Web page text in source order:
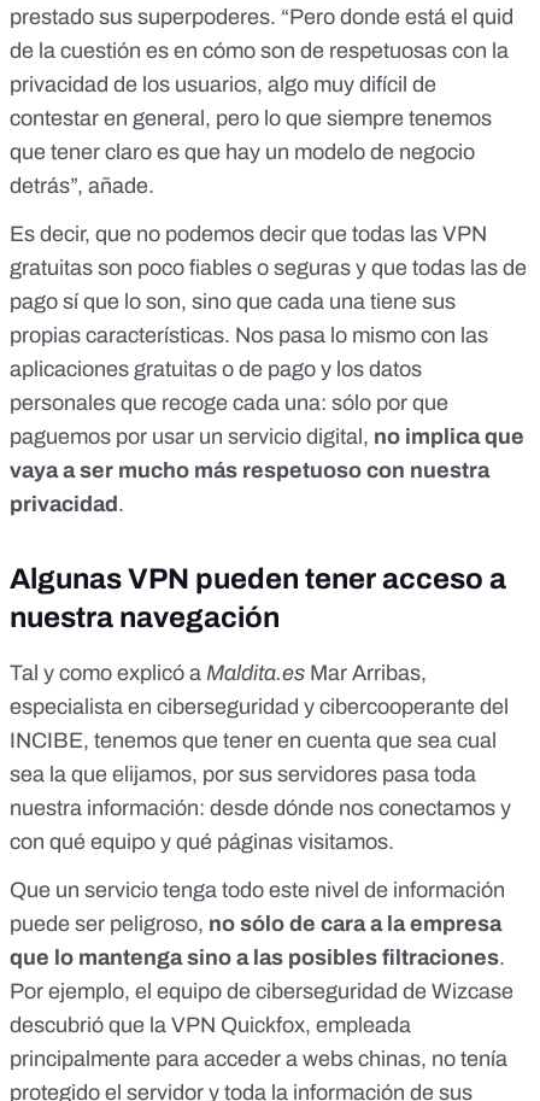
prestado sus superpoderes. “Pero donde está el quid
de la cuestión es en cómo son de respetuosas con la
privacidad de los usuarios, algo muy difícil de
contestar en general, pero lo que siempre tenemos
que tener claro es que hay un modelo de negocio
detrás”, añade.
Es decir, que no podemos decir que todas las VPN
gratuitas son poco fiables o seguras y que todas las de
pago sí que lo son, sino que cada una tiene sus
propias características. Nos pasa lo mismo con las
aplicaciones gratuitas o de pago y los datos
personales que recoge cada una: sólo por que
paguemos por usar un servicio digital, no implica que
vaya a ser mucho más respetuoso con nuestra
privacidad .
Algunas VPN pueden tener acceso a
nuestra navegación
Tal y como explicó a Maldita.es Mar Arribas,
especialista en ciberseguridad y cibercooperante del
INCIBE, tenemos que tener en cuenta que sea cual
sea la que elijamos, por sus servidores pasa toda
nuestra información: desde dónde nos conectamos y
con qué equipo y qué páginas visitamos.
Que un servicio tenga todo este nivel de información
puede ser peligroso, no sólo de cara a la empresa
que lo mantenga sino a las posibles filtraciones.
Por ejemplo, el equipo de ciberseguridad de Wizcase
descubrió que la VPN Quickfox, empleada
principalmente para acceder a webs chinas, no tenía
protegido el servidor y toda la información de sus